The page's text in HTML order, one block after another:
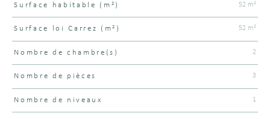
Surface habitable (m²) 52 m²
Surface loi Carrez (m²) 52 m²
Nombre de chambre(s) 2
Nombre de pièces 3
Nombre de niveaux 1